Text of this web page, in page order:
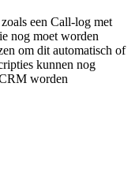
een Call-log met
nog moet worden
om dit automatisch of
kunnen nog
worden